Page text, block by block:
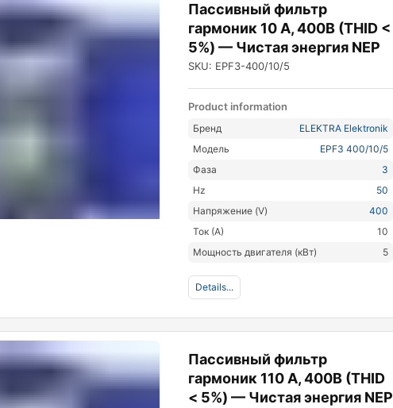
Пассивный фильтр
гармоник 10 А, 400В (THID <
5%) — Чистая энергия NEP
SKU: EPF3-400/10/5
Product information
Бренд
ELEKTRA Elektronik
Модель
EPF3 400/10/5
Фаза
3
Hz
50
Напряжение (V)
400
Ток (А)
10
Мощность двигателя (кВт)
5
Details...
Пассивный фильтр
гармоник 110 А, 400В (THID
< 5%) — Чистая энергия NEP